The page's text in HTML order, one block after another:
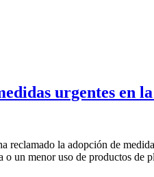
urgentes en
reclamado la adopción de
o un menor uso de productos de